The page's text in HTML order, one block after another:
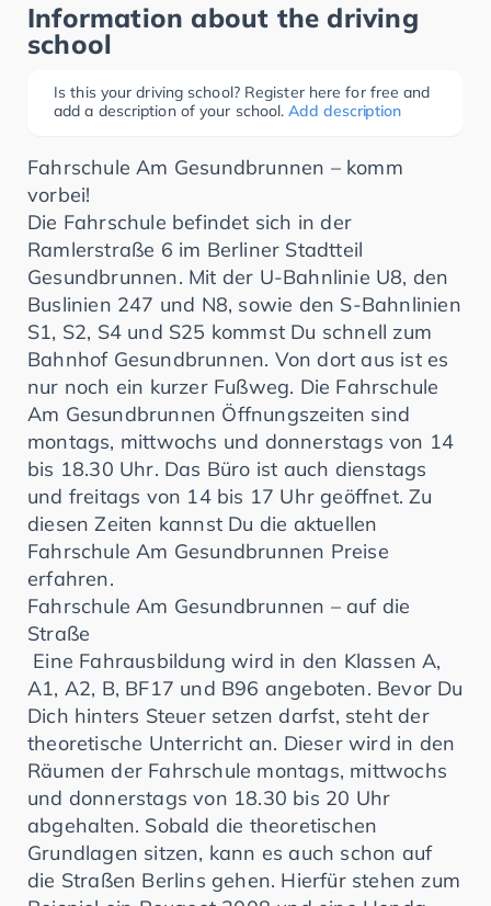
Information about the driving
school
Is this your driving school? Register here for free and
add a description of your school. Add description
Fahrschule Am Gesundbrunnen – komm
vorbei!
Die Fahrschule befindet sich in der
Ramlerstraße 6 im Berliner Stadtteil
Gesundbrunnen. Mit der U-Bahnlinie U8, den
Buslinien 247 und N8, sowie den S-Bahnlinien
S1, S2, S4 und S25 kommst Du schnell zum
Bahnhof Gesundbrunnen. Von dort aus ist es
nur noch ein kurzer Fußweg. Die Fahrschule
Am Gesundbrunnen Öffnungszeiten sind
montags, mittwochs und donnerstags von 14
bis 18.30 Uhr. Das Büro ist auch dienstags
und freitags von 14 bis 17 Uhr geöffnet. Zu
diesen Zeiten kannst Du die aktuellen
Fahrschule Am Gesundbrunnen Preise
erfahren.
Fahrschule Am Gesundbrunnen – auf die
Straße
Eine Fahrausbildung wird in den Klassen A,
A1, A2, B, BF17 und B96 angeboten. Bevor Du
Dich hinters Steuer setzen darfst, steht der
theoretische Unterricht an. Dieser wird in den
Räumen der Fahrschule montags, mittwochs
und donnerstags von 18.30 bis 20 Uhr
abgehalten. Sobald die theoretischen
Grundlagen sitzen, kann es auch schon auf
die Straßen Berlins gehen. Hierfür stehen zum